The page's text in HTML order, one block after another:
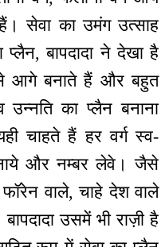
सेवा का उमंग उत्साह
बापदादा ने देखा है
से आगे बनाते हैं और बहुत
का प्लैन बनाना
चाहते हैं हर वर्ग स्व-
और नम्बर लेवे। जैसे
वाले, चाहे देश वाले
उसमें भी राज़ी है